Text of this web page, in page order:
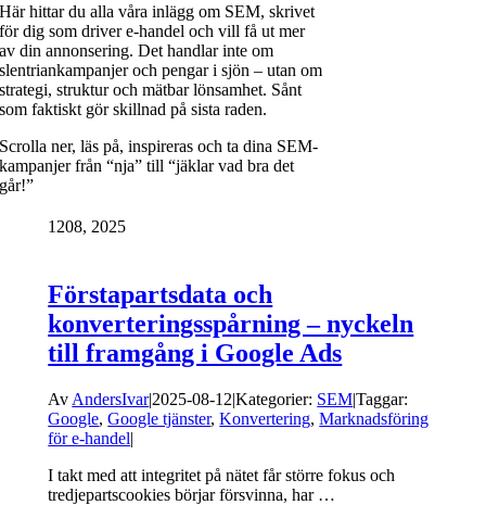
Här hittar du alla våra inlägg om SEM, skrivet
för dig som driver e-handel och vill få ut mer
av din annonsering. Det handlar inte om
slentriankampanjer och pengar i sjön – utan om
strategi, struktur och mätbar lönsamhet. Sånt
som faktiskt gör skillnad på sista raden.
Scrolla ner, läs på, inspireras och ta dina SEM-
kampanjer från “nja” till “jäklar vad bra det
går!”
1208, 2025
Förstapartsdata och
konverteringsspårning – nyckeln
till framgång i Google Ads
Av AndersIvar|2025-08-12|Kategorier: SEM|Taggar:
Google,Google tjänster,Konvertering,Marknadsföring
för e-handel|
I takt med att integritet på nätet får större fokus och
tredjepartscookies börjar försvinna, har …